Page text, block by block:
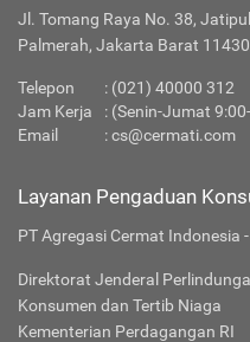
Jl. Tomang Raya No. 38,
Palmerah, Jakarta Barat 11430
Telepon : (021) 40000 312
Jam Kerja
: (Senin-Jumat
Email
:cs@cermati.com
Layanan Pengaduan
PT Agregasi Cermat Indonesia
Direktorat Jenderal
Konsumen dan Tertib Niaga
Kementerian Perdagangan RI